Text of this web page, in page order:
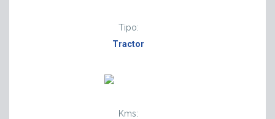
Tipo:
Tractor
Kms: